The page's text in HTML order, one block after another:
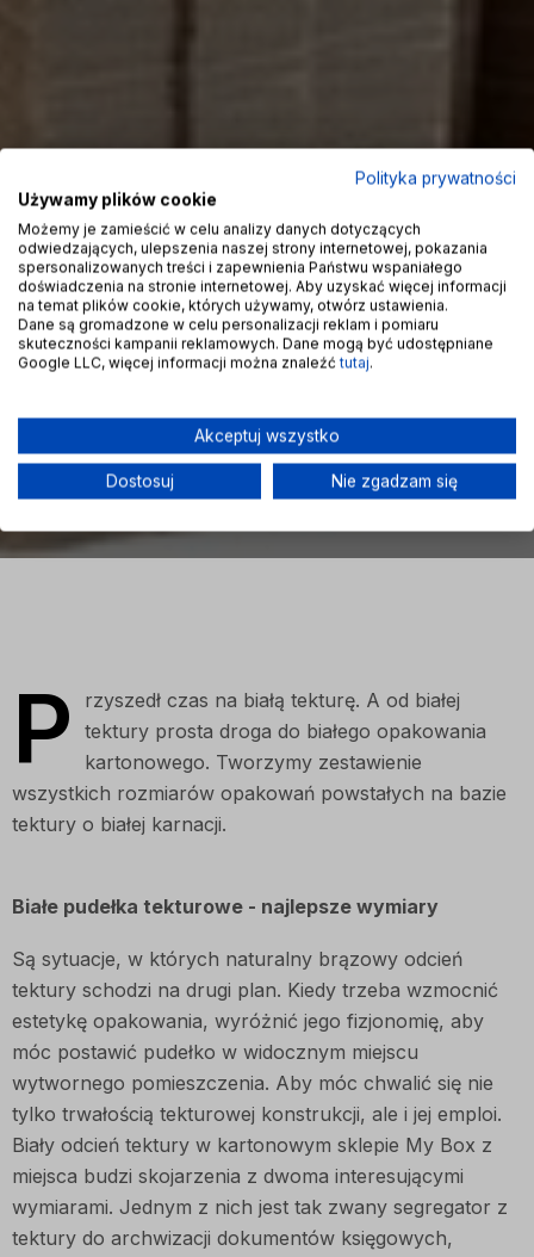
P
rzyszedł czas na białą tekturę. A od białej
tektury prosta droga do białego opakowania
kartonowego. Tworzymy zestawienie
wszystkich rozmiarów opakowań powstałych na bazie
tektury o białej karnacji.
Białe pudełka tekturowe - najlepsze wymiary
Są sytuacje, w których naturalny brązowy odcień
tektury schodzi na drugi plan. Kiedy trzeba wzmocnić
estetykę opakowania, wyróżnić jego fizjonomię, aby
móc postawić pudełko w widocznym miejscu
wytwornego pomieszczenia. Aby móc chwalić się nie
tylko trwałością tekturowej konstrukcji, ale i jej emploi.
Biały odcień tektury w kartonowym sklepie My Box z
miejsca budzi skojarzenia z dwoma interesującymi
wymiarami. Jednym z nich jest tak zwany segregator z
tektury do archwizacji dokumentów księgowych,
Polityka prywatności
Używamy plików cookie
Możemy je zamieścić w celu analizy danych dotyczących
odwiedzających, ulepszenia naszej strony internetowej, pokazania
spersonalizowanych treści i zapewnienia Państwu wspaniałego
doświadczenia na stronie internetowej. Aby uzyskać więcej informacji
na temat plików cookie, których używamy, otwórz ustawienia.
Dane są gromadzone w celu personalizacji reklam i pomiaru
skuteczności kampanii reklamowych. Dane mogą być udostępniane
Google LLC, więcej informacji można znaleźć tutaj.
Akceptuj wszystko
Dostosuj Nie zgadzam się